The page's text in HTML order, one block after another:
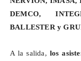
DEMCO,
BALLESTER y
A la salida, los